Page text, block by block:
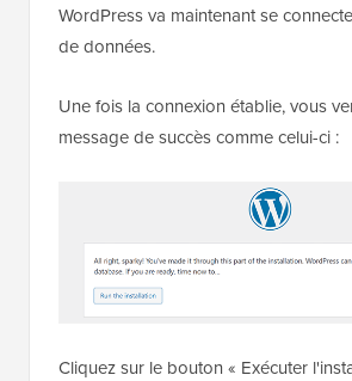
WordPress va maintenant se
de données.
Une fois la connexion établie, vous
message de succès comme celui-ci :
Cliquez sur le bouton « Exécuter